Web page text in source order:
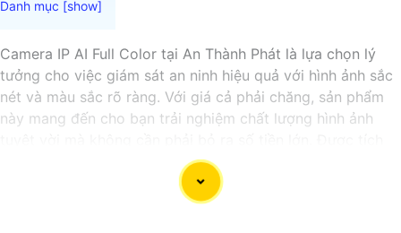
Camera IP AI Full Color tại An Thành Phát là lựa chọn lý
tưởng cho việc giám sát an ninh hiệu quả với hình ảnh sắc
nét và màu sắc rõ ràng. Với giá cả phải chăng, sản phẩm
này mang đến cho bạn trải nghiệm chất lượng hình ảnh
hợp công nghệ trí tuệ nhân tạo (AI), camera này giúp nhận
diện chính xác các chi tiết trong hình ảnh mà không cần
ánh sáng hồng ngoại, giúp tiết kiệm năng lượng và có độ